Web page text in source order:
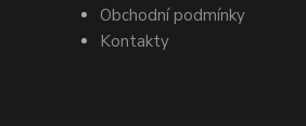
Obchodní podmínky
Kontakty